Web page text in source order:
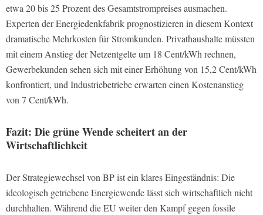
etwa 20 bis 25 Prozent des Gesamtstrompreises ausmachen.
Experten der Energiedenkfabrik prognostizieren in diesem Kontext
dramatische Mehrkosten für Stromkunden. Privathaushalte müssten
mit einem Anstieg der Netzentgelte um 18 Cent/kWh rechnen,
Gewerbekunden sehen sich mit einer Erhöhung von 15,2 Cent/kWh
konfrontiert, und Industriebetriebe erwarten einen Kostenanstieg
von 7 Cent/kWh.
Fazit: Die grüne Wende scheitert an der
Wirtschaftlichkeit
Der Strategiewechsel von BP ist ein klares Eingeständnis: Die
ideologisch getriebene Energiewende lässt sich wirtschaftlich nicht
durchhalten. Während die EU weiter den Kampf gegen fossile